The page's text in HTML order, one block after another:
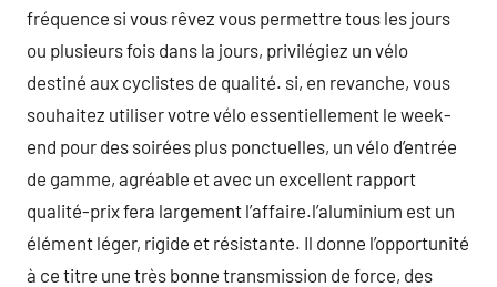
fréquence si vous rêvez vous permettre tous les jours
ou plusieurs fois dans la jours, privilégiez un vélo
destiné aux cyclistes de qualité. si, en revanche, vous
souhaitez utiliser votre vélo essentiellement le week-
end pour des soirées plus ponctuelles, un vélo d’entrée
de gamme, agréable et avec un excellent rapport
qualité-prix fera largement l’affaire.l’aluminium est un
élément léger, rigide et résistante. Il donne l’opportunité
à ce titre une très bonne transmission de force, des